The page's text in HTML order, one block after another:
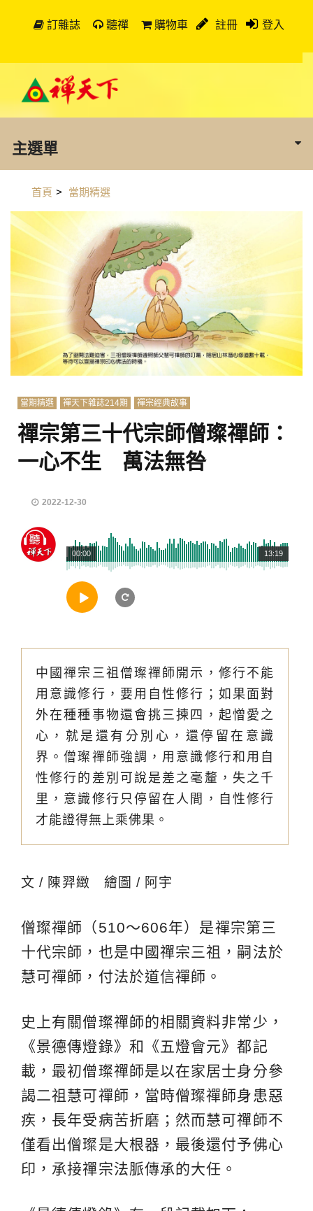
訂雜誌 聽禪 購物車 註冊 登入
主選單
首頁 > 當期精選
當期精選 禪天下雜誌214期 禪宗經典故事
禪宗第三十代宗師僧璨禪師：
一心不生 萬法無咎
2022-12-30
13:19
00:00
中國禪宗三祖僧璨禪師開示，修行不能
用意識修行，要用自性修行；如果面對
外在種種事物還會挑三揀四，起憎愛之
心，就是還有分別心，還停留在意識
界。僧璨禪師強調，用意識修行和用自
性修行的差別可說是差之毫釐，失之千
里，意識修行只停留在人間，自性修行
才能證得無上乘佛果。
文 / 陳羿緻 繪圖 / 阿宇
僧璨禪師（510～606年）是禪宗第三
十代宗師，也是中國禪宗三祖，嗣法於
慧可禪師，付法於道信禪師。
史上有關僧璨禪師的相關資料非常少，
《景德傳燈錄》和《五燈會元》都記
載，最初僧璨禪師是以在家居士身分參
謁二祖慧可禪師，當時僧璨禪師身患惡
疾，長年受病苦折磨；然而慧可禪師不
僅看出僧璨是大根器，最後還付予佛心
印，承接禪宗法脈傳承的大任。